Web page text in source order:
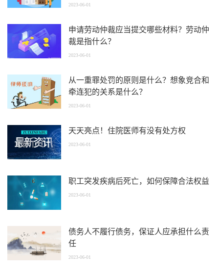
2023-06-01
申请劳动仲裁应当提交哪些材料？劳动仲
裁是指什么？
2023-06-01
从一重罪处罚的原则是什么？想象竞合和
牵连犯的关系是什么？
2023-06-01
天天亮点！住院医师有没有处方权
2023-06-01
职工突发疾病后死亡，如何保障合法权益
2023-06-01
债务人不履行债务，保证人应承担什么责
任
2023-06-01